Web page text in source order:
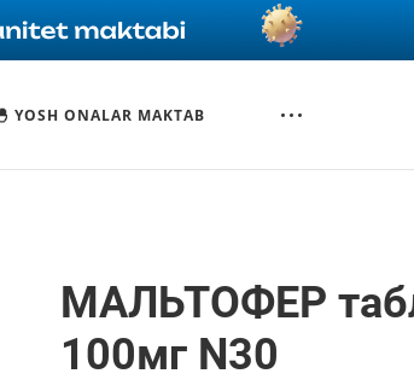
YOSH ONALAR MAKTAB
МАЛЬТОФЕР
100мг N30